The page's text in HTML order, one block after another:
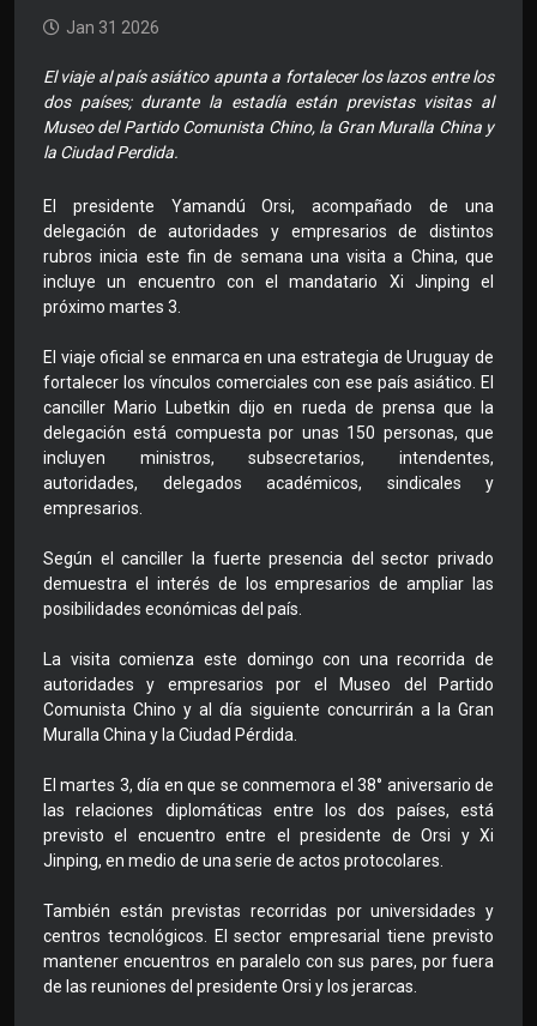
Jan 31 2026
El viaje al país asiático apunta a fortalecer los lazos entre los
dos países; durante la estadía están previstas visitas al
Museo del Partido Comunista Chino, la Gran Muralla China y
la Ciudad Perdida.
El presidente Yamandú Orsi, acompañado de una
delegación de autoridades y empresarios de distintos
rubros inicia este fin de semana una visita a China, que
incluye un encuentro con el mandatario Xi Jinping el
próximo martes 3.
El viaje oficial se enmarca en una estrategia de Uruguay de
fortalecer los vínculos comerciales con ese país asiático. El
canciller Mario Lubetkin dijo en rueda de prensa que la
delegación está compuesta por unas 150 personas, que
incluyen ministros, subsecretarios, intendentes,
autoridades, delegados académicos, sindicales y
empresarios.
Según el canciller la fuerte presencia del sector privado
demuestra el interés de los empresarios de ampliar las
posibilidades económicas del país.
La visita comienza este domingo con una recorrida de
autoridades y empresarios por el Museo del Partido
Comunista Chino y al día siguiente concurrirán a la Gran
Muralla China y la Ciudad Pérdida.
El martes 3, día en que se conmemora el 38° aniversario de
las relaciones diplomáticas entre los dos países, está
previsto el encuentro entre el presidente de Orsi y Xi
Jinping, en medio de una serie de actos protocolares.
También están previstas recorridas por universidades y
centros tecnológicos. El sector empresarial tiene previsto
mantener encuentros en paralelo con sus pares, por fuera
de las reuniones del presidente Orsi y los jerarcas.